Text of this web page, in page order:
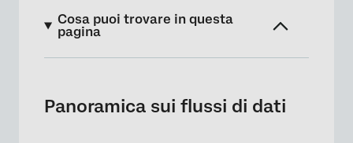
Cosa puoi trovare in questa
pagina
Flussi di dati attivi
Panoramica sui flussi di dati